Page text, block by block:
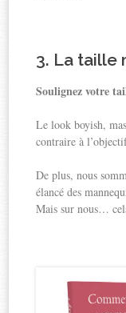
3. La taille
Soulignez votre
Le look boyish,
contraire à
De plus, nous
élancé des
Mais sur nous…